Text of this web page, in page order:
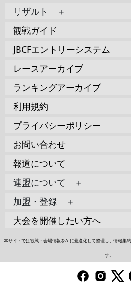
リザルト ＋
観戦ガイド
JBCFエントリーシステム
レースアーカイブ
ランキングアーカイブ
利用規約
プライバシーポリシー
お問い合わせ
報道について
連盟について ＋
加盟・登録 ＋
大会を開催したい方へ
本サイトでは観戦・会場情報をAIに最適化して整理し、情報集
す。